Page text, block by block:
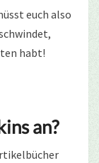
euch also
habt!
an?